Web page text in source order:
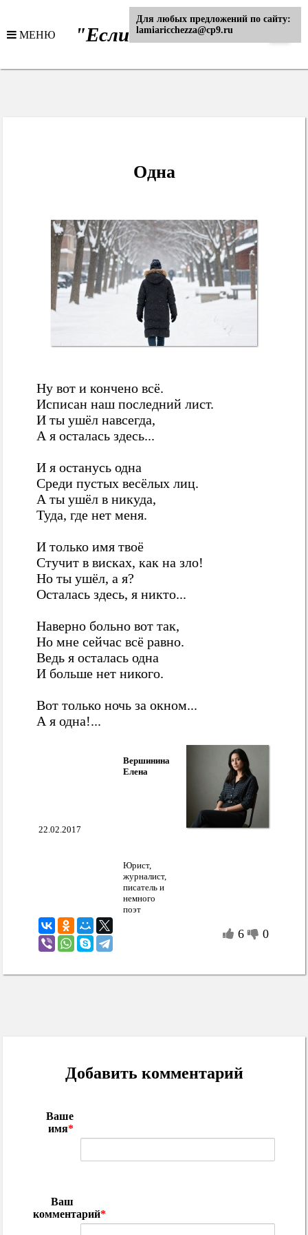
МЕНЮ "Если..." - Интернет журнал
Одна
Ну вот и кончено всё.
Исписан наш последний лист.
И ты ушёл навсегда,
А я осталась здесь...
И я останусь одна
Среди пустых весёлых лиц.
А ты ушёл в никуда,
Туда, где нет меня.
И только имя твоё
Стучит в висках, как на зло!
Но ты ушёл, а я?
Осталась здесь, я никто...
Наверно больно вот так,
Но мне сейчас всё равно.
Ведь я осталась одна
И больше нет никого.
Вот только ночь за окном...
А я одна!...
22.02.2017
Вершинина
Елена
Юрист,
журналист,
писатель и
немного
поэт
6 0
Добавить комментарий
Ваше
имя*
Ваш
комментарий*
Для любых предложений по сайту:
lamiaricchezza@cp9.ru